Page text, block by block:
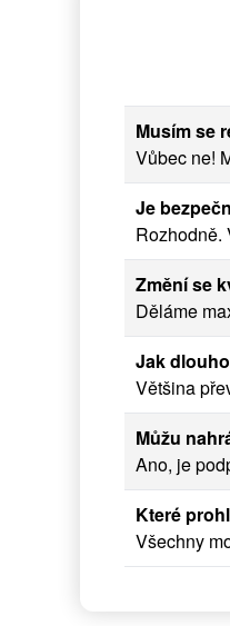
Musím se
Vůbec ne!
Je
Rozhodně.
Změní se
Děláme
Jak
Většina
Můžu
Ano, je
Které
Všechny